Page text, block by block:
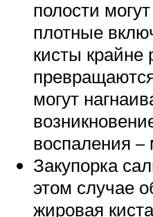
полости
плотные
кисты крайне
могут
воспаления –
Закупорка
этом случае
жировая